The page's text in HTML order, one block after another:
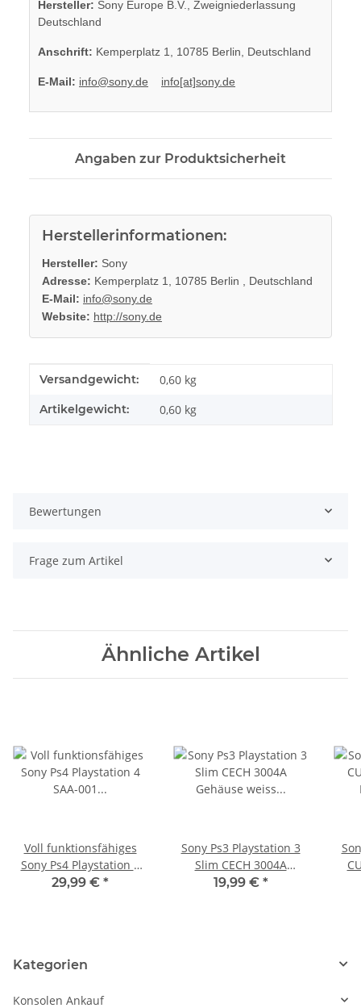
Hersteller: Sony Europe B.V., Zweigniederlassung
Deutschland
Anschrift: Kemperplatz 1, 10785 Berlin, Deutschland
E-Mail: info@sony.de info[at]sony.de
Angaben zur Produktsicherheit
Herstellerinformationen:
Hersteller: Sony
Adresse: Kemperplatz 1, 10785 Berlin , Deutschland
E-Mail: info@sony.de
Website: http://sony.de
Produkteigenschaft
Wert
Versandgewicht: 0,60 kg
Artikelgewicht: 0,60 kg
Bewertungen
Frage zum Artikel
Ähnliche Artikel
Voll funktionsfähiges
Sony Ps4 Playstation 4
SAA-001 - CUH 1004
29,99 € *
Sony Ps3 Playstation 3
Slim CECH 3004A
Gehäuse weiss
19,99 € *
Kategorien
Konsolen Ankauf